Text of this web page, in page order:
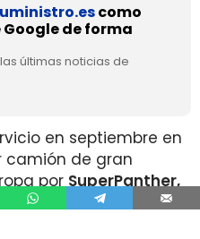
como
de forma
últimas noticias de
en septiembre en
camión de gran
por SuperPanther,
desde Austria